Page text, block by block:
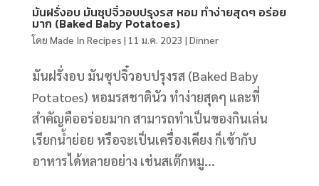
มันฝรั่งอบ มันซุปจิ๋วอบปรุงรส หอม ทำง่ายสุดๆ อร่อย
มาก (Baked Baby Potatoes)
โดย Made In Recipes | 11 ม.ค. 2023 | Dinner
มันฝรั่งอบ มันซุปจิ๋วอบปรุงรส (Baked Baby
Potatoes) หอมรสชาตินัว ทำง่ายสุดๆ และที่
สำคัญคืออร่อยมาก สามารถทำเป็นของกินเล่น
เรียกน้ำย่อย หรือจะเป็นเครื่องเคียง ก็เข้ากับ
อาหารได้หลายอย่าง เช่นสเต๊กหมู...